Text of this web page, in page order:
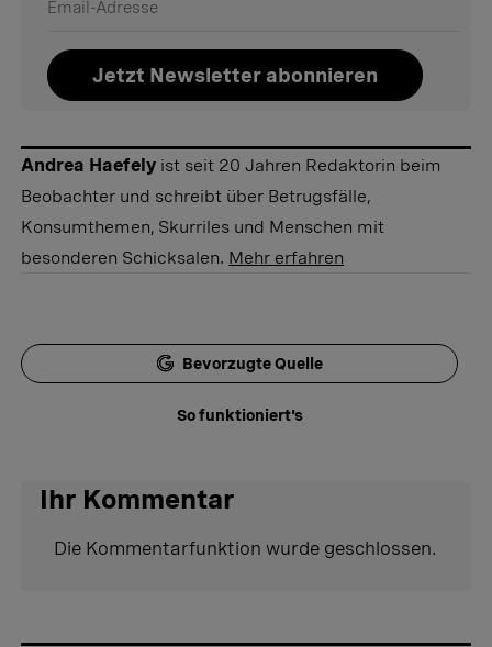
Jetzt Newsletter abonnieren
Andrea Haefely ist seit 20 Jahren Redaktorin beim
Beobachter und schreibt über Betrugsfälle,
Konsumthemen, Skurriles und Menschen mit
besonderen Schicksalen. Mehr erfahren
Bevorzugte Quelle
So funktioniert's
Ihr Kommentar
Die Kommentarfunktion wurde geschlossen.